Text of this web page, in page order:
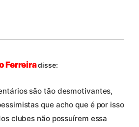
Ferreiradisse:
são tão desmotivantes,
que acho que é por isso
clubes não possuírem essa